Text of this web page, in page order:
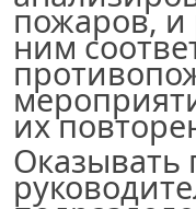
пожаров, и
ним
их